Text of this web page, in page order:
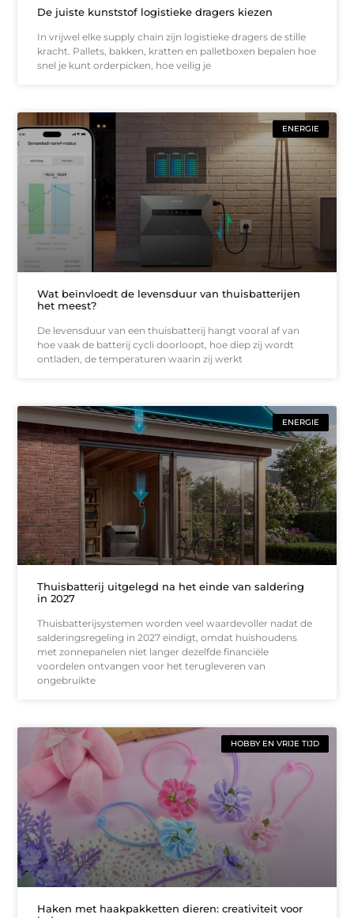
De juiste kunststof logistieke dragers kiezen
In vrijwel elke supply chain zijn logistieke dragers de stille
kracht. Pallets, bakken, kratten en palletboxen bepalen hoe
snel je kunt orderpicken, hoe veilig je
ENERGIE
Wat beïnvloedt de levensduur van thuisbatterijen
het meest?
De levensduur van een thuisbatterij hangt vooral af van
hoe vaak de batterij cycli doorloopt, hoe diep zij wordt
ontladen, de temperaturen waarin zij werkt
ENERGIE
Thuisbatterij uitgelegd na het einde van saldering
in 2027
Thuisbatterijsystemen worden veel waardevoller nadat de
salderingsregeling in 2027 eindigt, omdat huishoudens
met zonnepanelen niet langer dezelfde financiële
voordelen ontvangen voor het terugleveren van
ongebruikte
HOBBY EN VRIJE TIJD
Haken met haakpakketten dieren: creativiteit voor